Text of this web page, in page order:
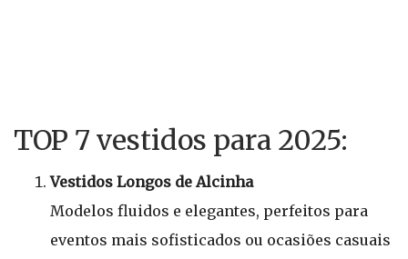
TOP 7 vestidos para 2025:
Vestidos Longos de Alcinha
Modelos fluidos e elegantes, perfeitos para
eventos mais sofisticados ou ocasiões casuais